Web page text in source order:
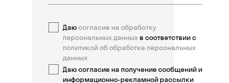
Даюсогласие на обработку
персональных данных в соответствии с
политикой об обработке персональных
данных
Даю согласие на получение сообщений и
информационно-рекламной рассылки